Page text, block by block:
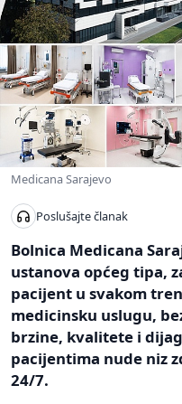
Medicana Sarajevo
Poslušajte članak
Bolnica Medicana
ustanova općeg tipa,
pacijent u svakom
medicinsku uslugu,
brzine, kvalitete i
pacijentima nude niz
24/7.